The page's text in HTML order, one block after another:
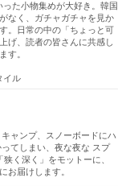
た小物集めが大好き。韓国
なく、ガチャガチャを見か
。日常の中の「ちょっと可
げ、読者の皆さんに共感し
す。
イル
ャンプ、スノーボードにハ
てしまい、夜な夜な スプ
く深く」をモットーに、
お届けします。